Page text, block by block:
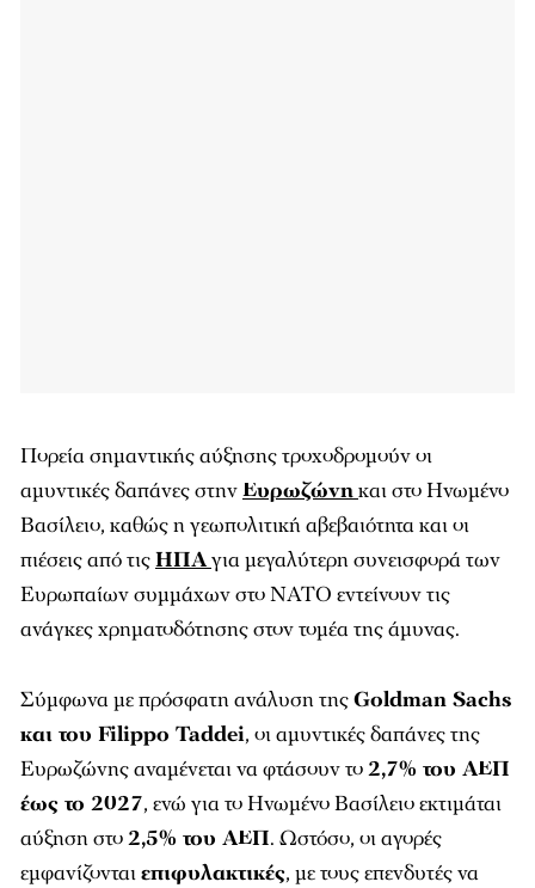
Πορεία σημαντικής αύξησης τροχοδρομούν οι
αμυντικές δαπάνες στηνΕυρωζώνηκαι στο Ηνωμένο
Βασίλειο, καθώς η γεωπολιτική αβεβαιότητα και οι
πιέσεις από τιςΗΠΑγια μεγαλύτερη συνεισφορά των
Ευρωπαίων συμμάχων στο ΝΑΤΟ εντείνουν τις
ανάγκες χρηματοδότησης στον τομέα της άμυνας.
Σύμφωνα με πρόσφατη ανάλυση τηςGoldman Sachs
και του Filippo Taddei, οι αμυντικές δαπάνες της
Ευρωζώνης αναμένεται να φτάσουν το2,7% του ΑΕΠ
έως το 2027, ενώ για το Ηνωμένο Βασίλειο εκτιμάται
αύξηση στο2,5% του ΑΕΠ. Ωστόσο, οι αγορές
εμφανίζονταιεπιφυλακτικές, με τους επενδυτές να